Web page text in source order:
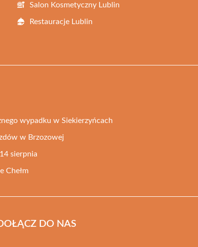
Salon Kosmetyczny Lublin
Restauracje Lublin
wypadku w Siekierzyńcach
w Brzozowej
sierpnia
Chełm
DO NAS